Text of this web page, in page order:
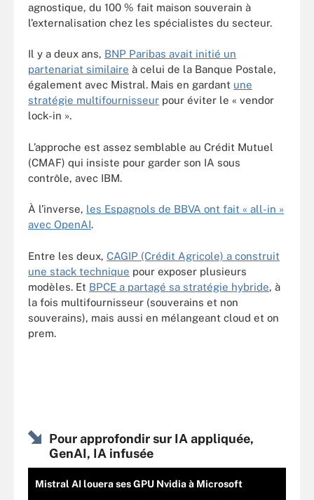
agnostique, du 100 % fait maison souverain à
l’externalisation chez les spécialistes du secteur.
Il y a deux ans, BNP Paribas avait initié un
partenariat similaire à celui de la Banque Postale,
également avec Mistral. Mais en gardant une
stratégie multifournisseur pour éviter le « vendor
lock-in ».
L’approche est assez semblable au Crédit Mutuel
(CMAF) qui insiste pour garder son IA sous
contrôle, avec IBM.
À l’inverse, les Espagnols de BBVA ont fait « all-in »
avec OpenAI.
Entre les deux, CAGIP (Crédit Agricole) a construit
une stack technique pour exposer plusieurs
modèles. Et BPCE a partagé sa stratégie hybride, à
la fois multifournisseur (souverains et non
souverains), mais aussi en mélangeant cloud et on
prem.
Pour approfondir sur IA appliquée,
GenAI, IA infusée
Mistral AI louera ses GPU Nvidia à Microsoft